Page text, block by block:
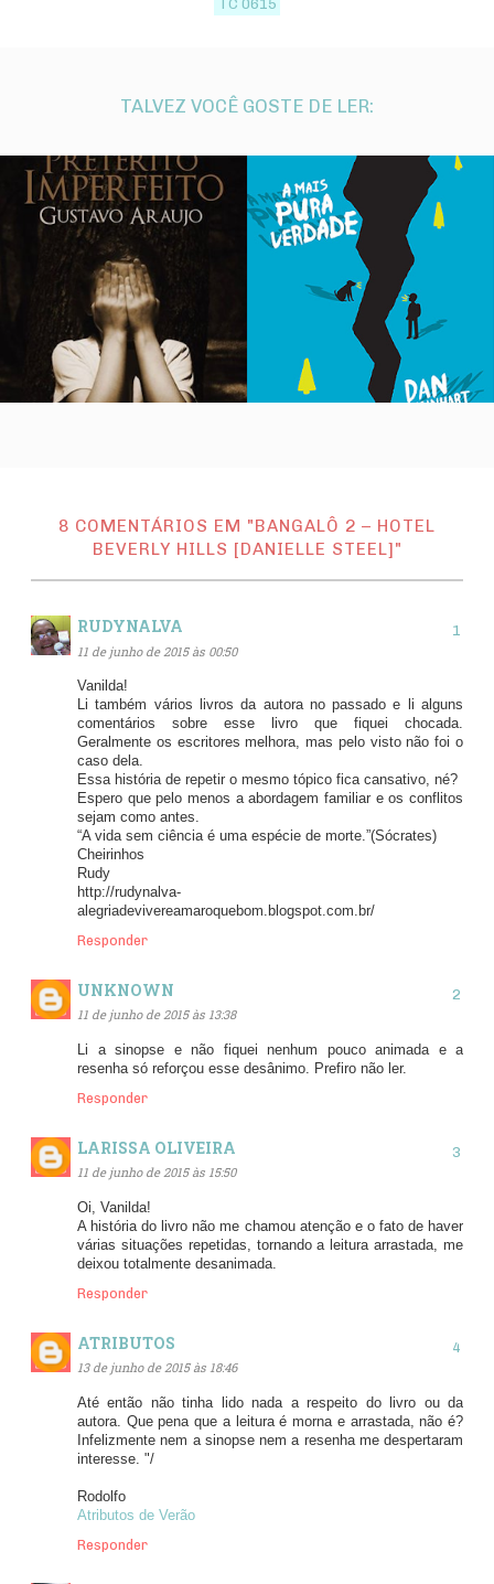
TC 0615
TALVEZ VOCÊ GOSTE DE LER:
8 COMENTÁRIOS EM "BANGALÔ 2 – HOTEL
BEVERLY HILLS [DANIELLE STEEL]"
RUDYNALVA
11 de junho de 2015 às 00:50
Vanilda!
Li também vários livros da autora no passado e li alguns
comentários sobre esse livro que fiquei chocada.
Geralmente os escritores melhora, mas pelo visto não foi o
caso dela.
Essa história de repetir o mesmo tópico fica cansativo, né?
Espero que pelo menos a abordagem familiar e os conflitos
sejam como antes.
“A vida sem ciência é uma espécie de morte.”(Sócrates)
Cheirinhos
Rudy
http://rudynalva-
alegriadevivereamaroquebom.blogspot.com.br/
Responder
UNKNOWN
11 de junho de 2015 às 13:38
Li a sinopse e não fiquei nenhum pouco animada e a
resenha só reforçou esse desânimo. Prefiro não ler.
Responder
LARISSA OLIVEIRA
11 de junho de 2015 às 15:50
Oi, Vanilda!
A história do livro não me chamou atenção e o fato de haver
várias situações repetidas, tornando a leitura arrastada, me
deixou totalmente desanimada.
Responder
ATRIBUTOS
13 de junho de 2015 às 18:46
Até então não tinha lido nada a respeito do livro ou da
autora. Que pena que a leitura é morna e arrastada, não é?
Infelizmente nem a sinopse nem a resenha me despertaram
interesse. "/
Rodolfo
Atributos de Verão
Responder